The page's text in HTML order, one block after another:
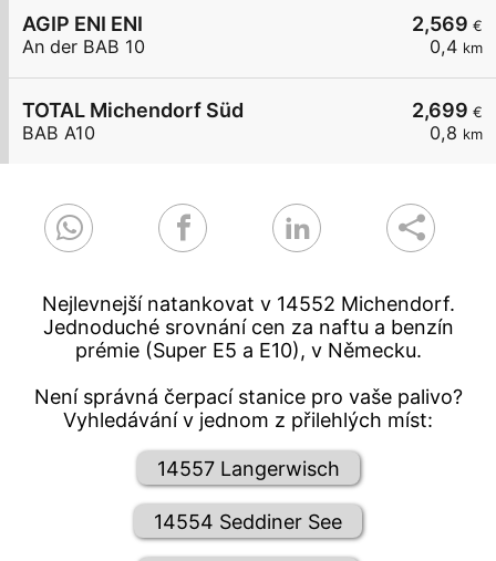
2,569 €
0,4 km
AGIP ENI ENI
An der BAB 10
2,699 €
0,8 km
TOTAL Michendorf Süd
BAB A10
Nejlevnejší natankovat v 14552 Michendorf.
Jednoduché srovnání cen za naftu a benzín
prémie (Super E5 a E10), v Německu.
Není správná čerpací stanice pro vaše palivo?
Vyhledávání v jednom z přilehlých míst:
14557 Langerwisch
14554 Seddiner See